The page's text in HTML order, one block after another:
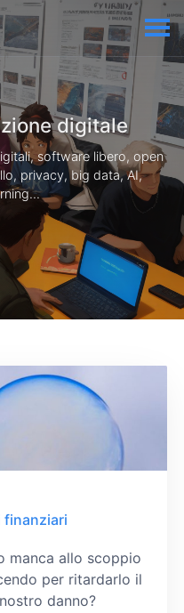
digitale
software libero, open
privacy, big data, AI,
finanziari
manca allo scoppio
per ritardarlo il
danno?